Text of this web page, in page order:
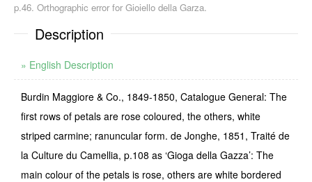
p.46. Orthographic error for Gioiello della Garza.
Description
» English Description
Burdin Maggiore & Co., 1849-1850, Catalogue General: The
first rows of petals are rose coloured, the others, white
striped carmine; ranuncular form. de Jonghe, 1851, Traité de
la Culture du Camellia, p.108 as ‘Gioga della Gazza’: The
main colour of the petals is rose, others are white bordered